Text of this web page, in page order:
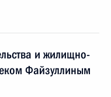
и жилищно-
Файзуллиным